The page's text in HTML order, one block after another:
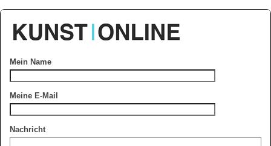
Mein Name
Meine E-Mail
Nachricht